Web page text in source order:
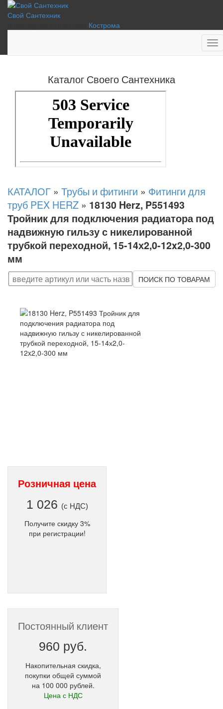
Свой Сантехник
Кострома
Каталог Своего Сантехника
КАТАЛОГ » Трубы и фитинги » Фитинги для
труб PEX HERZ » 18130 Herz, P551493
Тройник для подключения радиатора под
надвижную гильзу с никелированной
трубкой переходной, 15-14х2,0-12x2,0-300
мм
Розничная цена
1 026 (с НДС)
Получите скидку 3%
при регистрации!
Постоянный клиент
960 руб.
Накопительная скидка,
покупки общей суммой
на 100 000 рублей.
Цена с НДС